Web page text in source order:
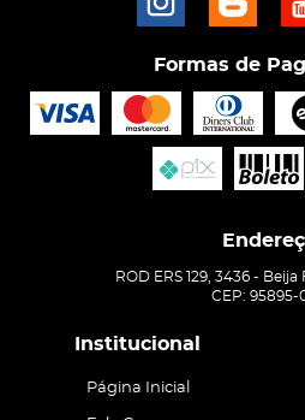
Formas de
ROD ERS 129, 3436 - Beija
CEP: 95895-
Institucional
Página Inicial